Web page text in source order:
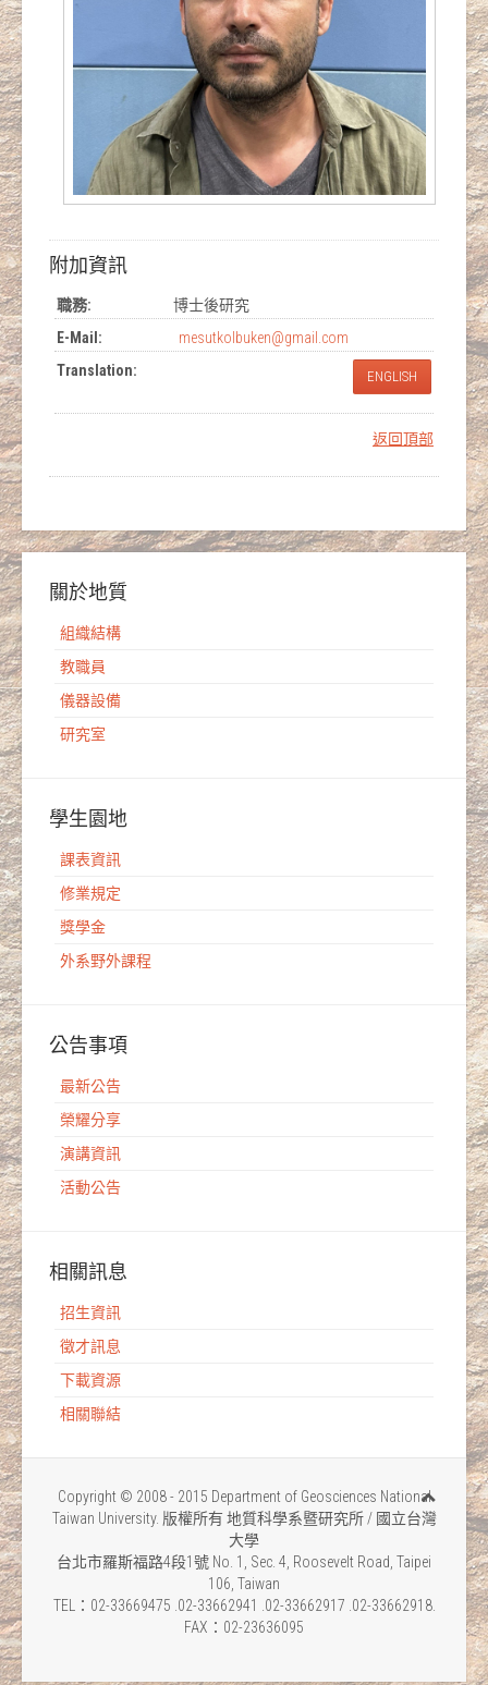
附加資訊
職務:
博士後研究
E-Mail:
mesutkolbuken@gmail.com
Translation:
ENGLISH
返回頂部
關於地質
組織結構
教職員
儀器設備
研究室
學生園地
課表資訊
修業規定
獎學金
外系野外課程
公告事項
最新公告
榮耀分享
演講資訊
活動公告
相關訊息
招生資訊
徵才訊息
下載資源
相關聯結
Copyright © 2008 - 2015 Department of Geosciences National
Taiwan University. 版權所有 地質科學系暨研究所 / 國立台灣
大學
台北市羅斯福路4段1號 No. 1, Sec. 4, Roosevelt Road, Taipei
106, Taiwan
TEL：02-33669475 .02-33662941 .02-33662917 .02-33662918.
FAX：02-23636095